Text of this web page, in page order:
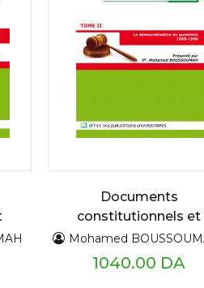
Documents
constitutionnels et
politiques 1919 -
TII
Mohamed
1040.00 DA